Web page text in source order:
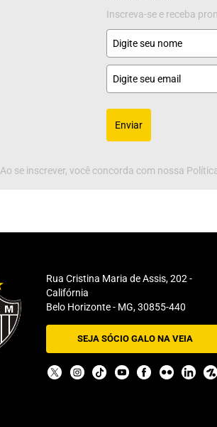
Inscreva-se e receba
Enviar
Ao se inscrever, você concorda com nossa
Rua Cristina Maria de Assis, 202 -
Califórnia
Belo Horizonte - MG, 30855-440
SEJA SÓCIO GALO NA VEIA